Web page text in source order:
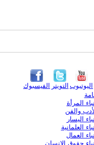
الفيسبوك التويتر اليوتيوب
المرأة
والفن
اليسار
العلمانية
العمال
حقوق الإنسان